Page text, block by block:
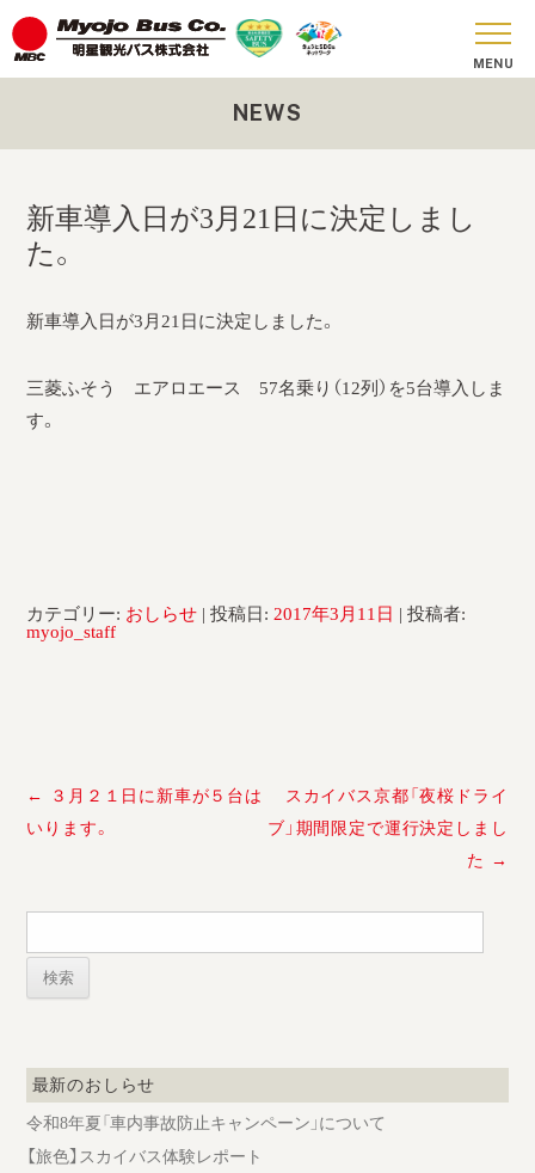
お問い合わせ
運輸安全マネジメント評価
NEWS
新車導入日が3月21日に決定しまし
た。
新車導入日が3月21日に決定しました。
三菱ふそう エアロエース 57名乗り（12列）を5台導入しま
す。
カテゴリー: おしらせ | 投稿日: 2017年3月11日 |投稿者:
myojo_staff
投
ー
ョ
ン
←
３月２１日に新車が５台は
いります。
スカイバス京都「夜桜ドライ
ブ」期間限定で運行決定しまし
た →
検
最新のおしらせ
令和8年夏「車内事故防止キャンペーン」について
【旅色】スカイバス体験レポート